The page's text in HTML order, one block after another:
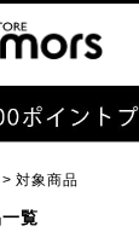
対象商品
覧